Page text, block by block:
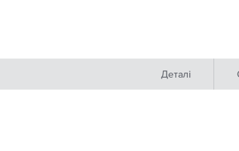
Деталі